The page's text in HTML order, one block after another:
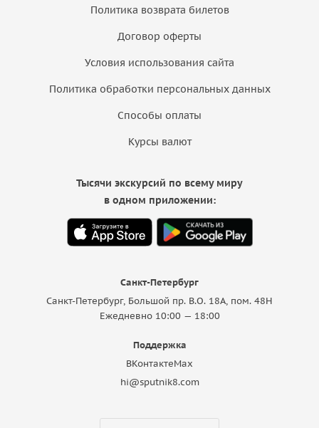
Политика возврата билетов
Договор оферты
Условия использования сайта
Политика обработки персональных данных
Способы оплаты
Курсы валют
Санкт-Петербург
Санкт-Петербург, Большой пр. В.О. 18A, пом. 48Н
Ежедневно 10:00 — 18:00
Поддержка
ВКонтактеMax
hi@sputnik8.com
Тысячи экскурсий по всему миру
в одном приложении: